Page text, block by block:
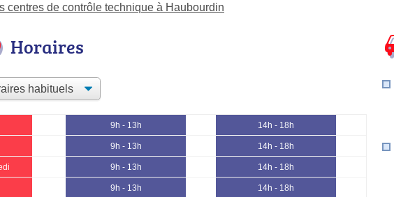
centres de contrôle technique à Haubourdin
Horaires
9h - 13h 14h - 18h
9h - 13h 14h - 18h
9h - 13h 14h - 18h
9h - 13h 14h - 18h